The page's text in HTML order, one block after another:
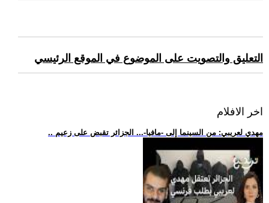
التعليق والتصويت على الموضوع في الموقع الرئيسي
اخر الافلام
.. مهدي لعريبي: من السينما إلى -مافيا-... الجزائر تقبض على زعيم